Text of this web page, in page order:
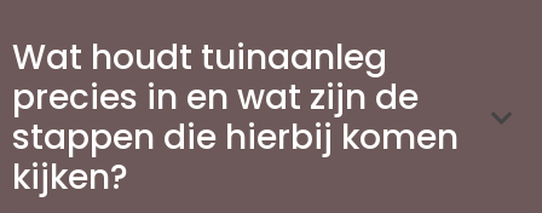
Wat houdt tuinaanleg
precies in en wat zijn de
stappen die hierbij komen
kijken?